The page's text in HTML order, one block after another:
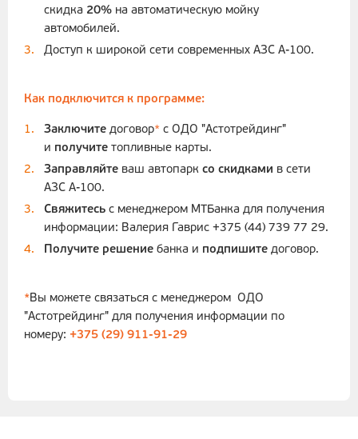
скидка 20% на автоматическую мойку
автомобилей.
Доступ к широкой сети современных АЗС А-100.
Как подключится к программе:
Заключите договор* с ОДО "Астотрейдинг"
и получите топливные карты.
Заправляйте ваш автопарк со скидками в сети
АЗС А-100.
Свяжитесь с менеджером МТБанка для получения
информации: Валерия Гаврис +375 (44) 739 77 29.
Получите решение банка и подпишите договор.
*Вы можете связаться с менеджером ОДО
"Астотрейдинг" для получения информации по
номеру: +375 (29) 911-91-29